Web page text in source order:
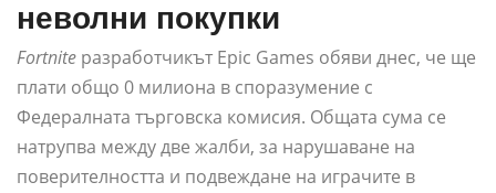
неволни покупки
Fortnite разработчикът Epic Games обяви днес, че ще
плати общо 0 милиона в споразумение с
Федералната търговска комисия. Общата сума се
натрупва между две жалби, за нарушаване на
поверителността и подвеждане на играчите в